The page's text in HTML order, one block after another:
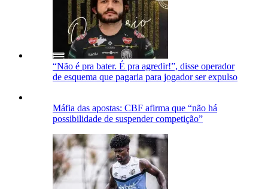
“Não é pra bater. É pra agredir!”, disse operador
de esquema que pagaria para jogador ser expulso
Máfia das apostas: CBF afirma que “não há
possibilidade de suspender competição”